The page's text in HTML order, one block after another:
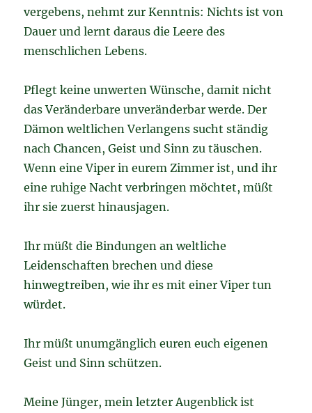
vergebens, nehmt zur Kenntnis: Nichts ist von
Dauer und lernt daraus die Leere des
menschlichen Lebens.
Pflegt keine unwerten Wünsche, damit nicht
das Veränderbare unveränderbar werde. Der
Dämon weltlichen Verlangens sucht ständig
nach Chancen, Geist und Sinn zu täuschen.
Wenn eine Viper in eurem Zimmer ist, und ihr
eine ruhige Nacht verbringen möchtet, müßt
ihr sie zuerst hinausjagen.
Ihr müßt die Bindungen an weltliche
Leidenschaften brechen und diese
hinwegtreiben, wie ihr es mit einer Viper tun
würdet.
Ihr müßt unumgänglich euren euch eigenen
Geist und Sinn schützen.
Meine Jünger, mein letzter Augenblick ist